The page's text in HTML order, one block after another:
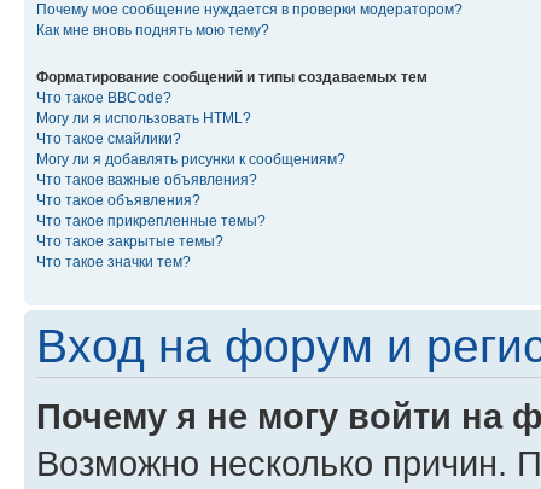
Почему мое сообщение нуждается в проверки модератором?
Как мне вновь поднять мою тему?
Форматирование сообщений и типы создаваемых тем
Что такое BBCode?
Могу ли я использовать HTML?
Что такое смайлики?
Могу ли я добавлять рисунки к сообщениям?
Что такое важные объявления?
Что такое объявления?
Что такое прикрепленные темы?
Что такое закрытые темы?
Что такое значки тем?
Вход на форум и
Почему я не могу войти на
Возможно несколько причин.